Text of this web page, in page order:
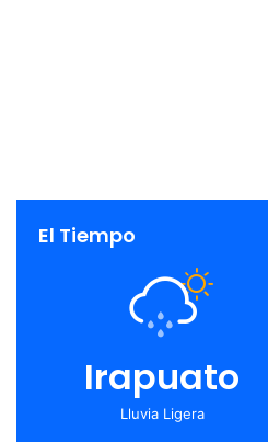
El Tiempo
Irapuato
Lluvia Ligera